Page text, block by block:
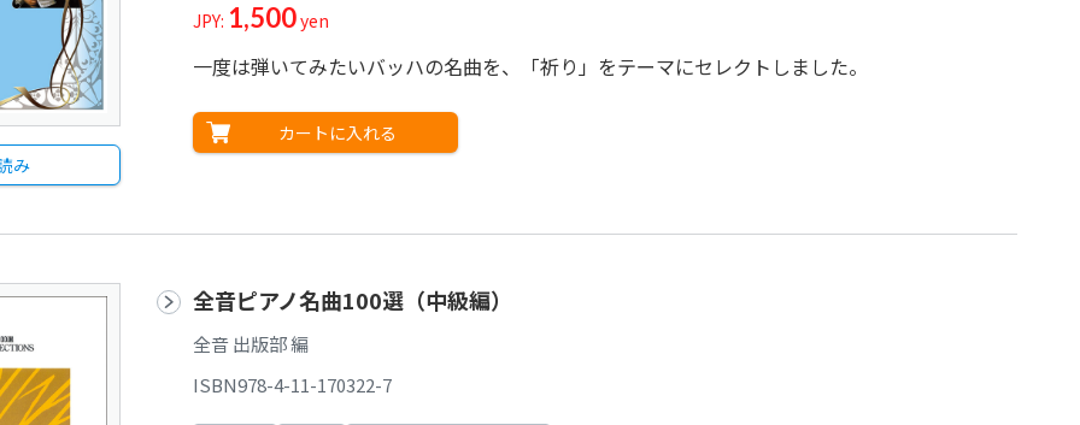
み
JPY: 1,500yen
一度は弾いてみたいバッハの名曲を、「祈り」をテーマにセレクトしました。
カートに入れる
全音ピアノ名曲100選（中級編）
全音 出版部 編
ISBN978-4-11-170322-7